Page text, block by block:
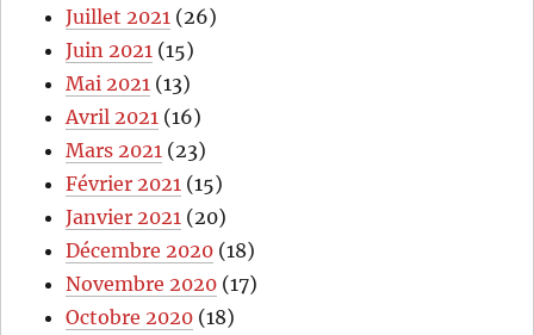
Juillet 2021 (26)
Juin 2021 (15)
Mai 2021 (13)
Avril 2021 (16)
Mars 2021 (23)
Février 2021 (15)
Janvier 2021 (20)
Décembre 2020 (18)
Novembre 2020 (17)
Octobre 2020 (18)